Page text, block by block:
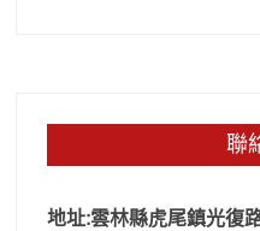
聯
地址:雲林縣虎尾鎮光復